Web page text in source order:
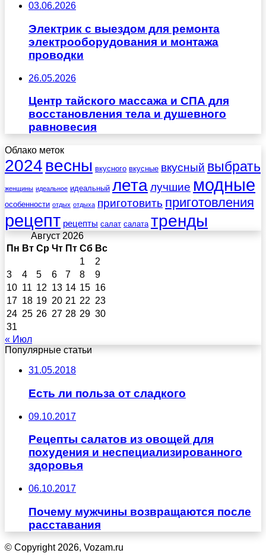
03.06.2026
Электрик с выездом для ремонта
электрооборудования и монтажа
проводки
26.05.2026
Центр тайского массажа и СПА для
восстановления тела и душевного
равновесия
Облако меток
2024 весны вкусного вкусные вкусный выбрать
женщины идеальное идеальный леталучшие модные
особенности отдых отдыха приготовить приготовления
рецепт рецепты салат салата тренды
Август 2026
Пн Вт Ср Чт Пт Сб Вс
1
2
3
4 5 6 7 8
9
10 11 12 13 14 15 16
17 18 19 20 21 22 23
24 25 26 27 28 29 30
31
« Июл
Популярные статьи
31.05.2018
Есть ли польза от сладкого
09.10.2017
Рецепты салатов из овощей для
похудения и неспециализированного
здоровья
06.10.2017
Почему мужчины возвращаются после
расставания
© Copyright 2026, Vozam.ru